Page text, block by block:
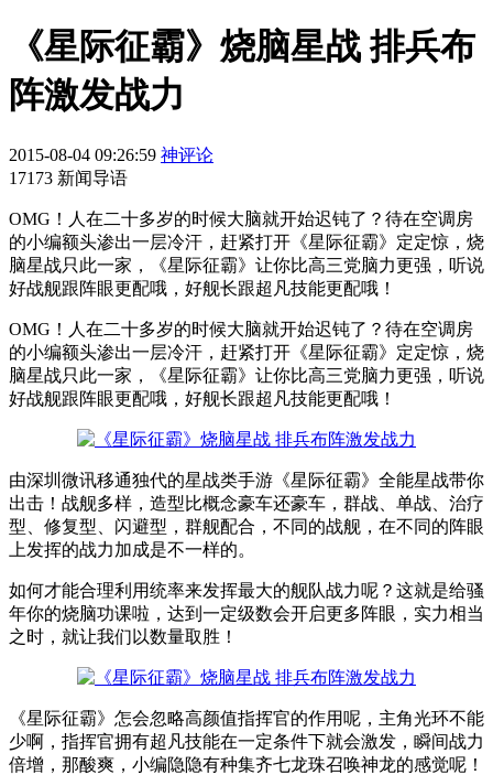
《星际征霸》烧脑星战 排兵布
阵激发战力
2015-08-04 09:26:59 神评论
17173 新闻导语
OMG！人在二十多岁的时候大脑就开始迟钝了？待在空调房
的小编额头渗出一层冷汗，赶紧打开《星际征霸》定定惊，烧
脑星战只此一家，《星际征霸》让你比高三党脑力更强，听说
好战舰跟阵眼更配哦，好舰长跟超凡技能更配哦！
OMG！人在二十多岁的时候大脑就开始迟钝了？待在空调房
的小编额头渗出一层冷汗，赶紧打开《星际征霸》定定惊，烧
脑星战只此一家，《星际征霸》让你比高三党脑力更强，听说
好战舰跟阵眼更配哦，好舰长跟超凡技能更配哦！
由深圳微讯移通独代的星战类手游《星际征霸》全能星战带你
出击！战舰多样，造型比概念豪车还豪车，群战、单战、治疗
型、修复型、闪避型，群舰配合，不同的战舰，在不同的阵眼
上发挥的战力加成是不一样的。
如何才能合理利用统率来发挥最大的舰队战力呢？这就是给骚
年你的烧脑功课啦，达到一定级数会开启更多阵眼，实力相当
之时，就让我们以数量取胜！
《星际征霸》怎会忽略高颜值指挥官的作用呢，主角光环不能
少啊，指挥官拥有超凡技能在一定条件下就会激发，瞬间战力
倍增，那酸爽，小编隐隐有种集齐七龙珠召唤神龙的感觉呢！